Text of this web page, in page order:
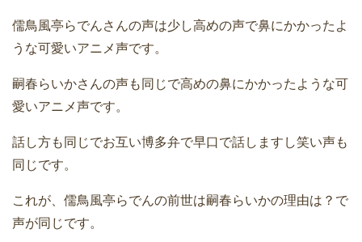
儒鳥風亭らでんさんの声は少し高めの声で鼻にかかったよ
うな可愛いアニメ声です。
嗣春らいかさんの声も同じで高めの鼻にかかったような可
愛いアニメ声です。
話し方も同じでお互い博多弁で早口で話しますし笑い声も
同じです。
これが、儒鳥風亭らでんの前世は嗣春らいかの理由は？で
声が同じです。